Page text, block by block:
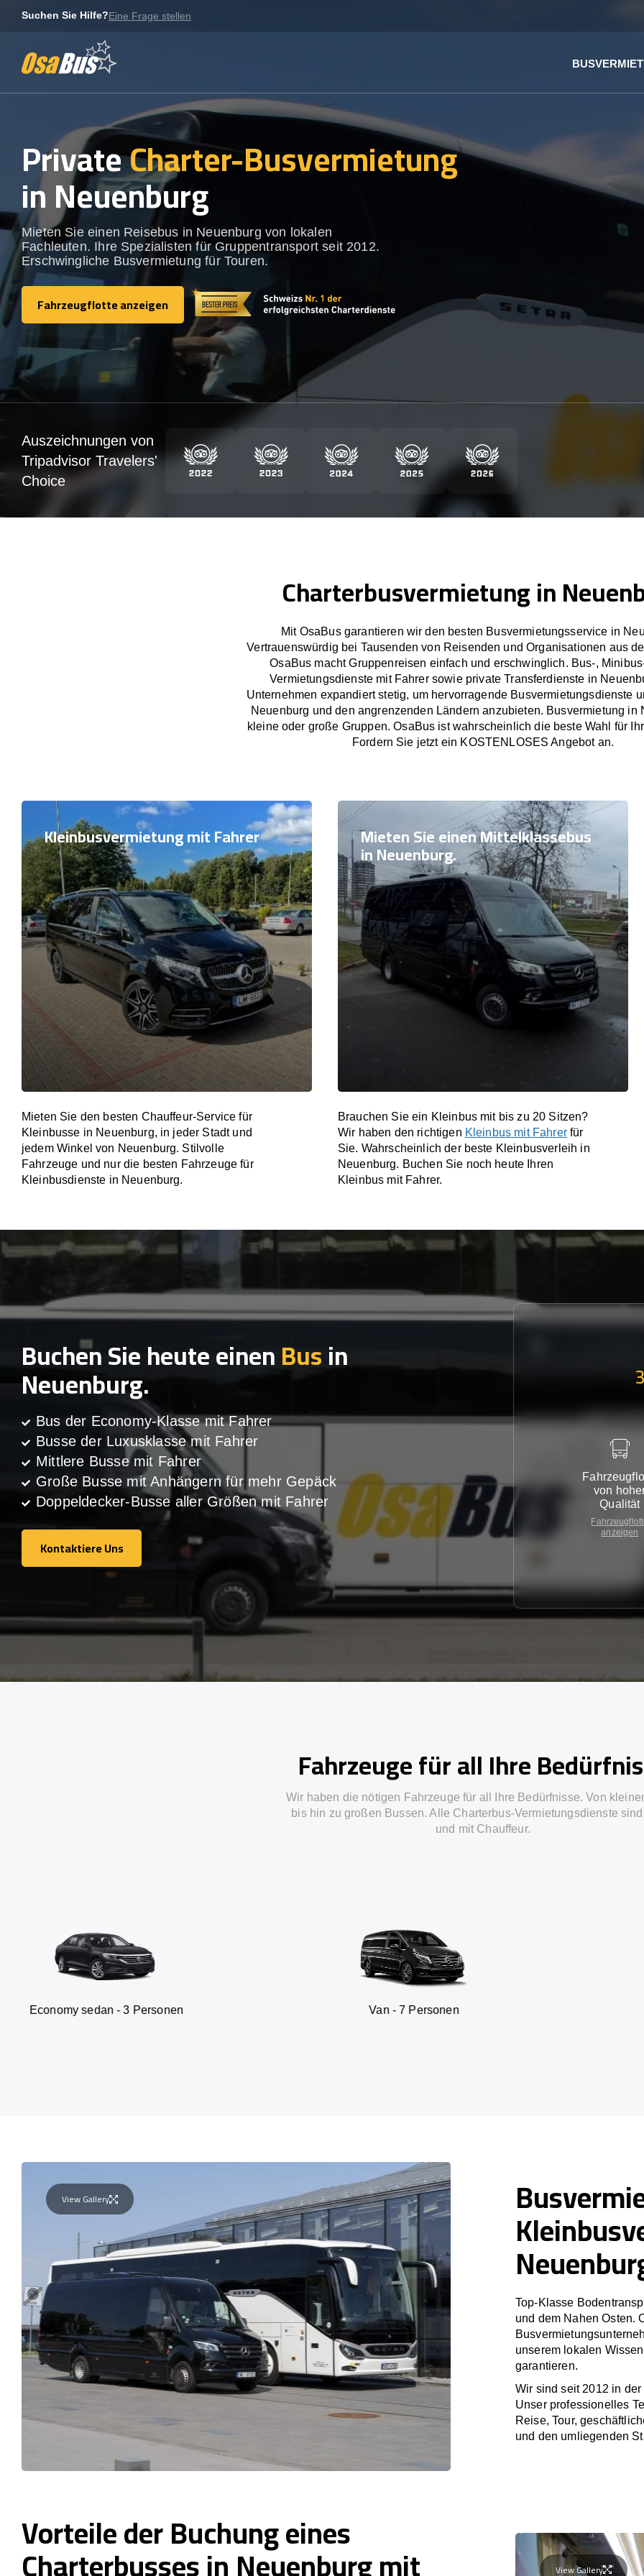
Suchen Sie Hilfe?Eine Frage stellen
PrivateCharter-Busvermietung
in Neuenburg
Mieten Sie einen Reisebus in Neuenburg von lokalen
Fachleuten. Ihre Spezialisten für Gruppentransport seit 2012.
Erschwingliche Busvermietung für Touren.
Fahrzeugflotte anzeigen
Fahrzeugflotte anzeigen
Auszeichnungen von
Tripadvisor Travelers'
Choice
Charterbusvermietung in
Mit OsaBus garantieren wir den besten Busvermietungsservice in
Vertrauenswürdig bei Tausenden von Reisenden und Organisationen aus
OsaBus macht Gruppenreisen einfach und erschwinglich. Bus-,
Vermietungsdienste mit Fahrer sowie private Transferdienste in
Unternehmen expandiert stetig, um hervorragende Busvermietungsdienste
Neuenburg und den angrenzenden Ländern anzubieten. Busvermietung in
kleine oder große Gruppen. OsaBus ist wahrscheinlich die beste Wahl für
Fordern Sie jetzt ein KOSTENLOSES Angebot an.
Kleinbusvermietung mit Fahrer
Mieten Sie den besten Chauffeur-Service für
Kleinbusse in Neuenburg, in jeder Stadt und
jedem Winkel von Neuenburg. Stilvolle
Fahrzeuge und nur die besten Fahrzeuge für
Kleinbusdienste in Neuenburg.
Mieten Sie einen Mittelklassebus
in Neuenburg.
Brauchen Sie ein Kleinbus mit bis zu 20 Sitzen?
Wir haben den richtigen Kleinbus mit Fahrerfür
Sie. Wahrscheinlich der beste Kleinbusverleih in
Neuenburg. Buchen Sie noch heute Ihren
Kleinbus mit Fahrer.
Buchen Sie heute einenBusin
Neuenburg.
Bus der Economy-Klasse mit Fahrer
Busse der Luxusklasse mit Fahrer
Mittlere Busse mit Fahrer
Große Busse mit Anhängern für mehr Gepäck
Doppeldecker-Busse aller Größen mit Fahrer
Kontaktiere Uns
Kontaktiere Uns
von
Qualität
anzeigen
Fahrzeuge für all Ihre
Wir haben die nötigen Fahrzeuge für all Ihre Bedürfnisse. Von
bis hin zu großen Bussen. Alle Charterbus-Vermietungsdienste
und mit Chauffeur.
sedan - 3 Personen Van - 7 Personen SUV
View Gallery
Top-Klasse
und dem Nahen Osten.
unserem lokalen
garantieren.
Wir sind seit 2012 in
Unser professionelles
Reise, Tour,
und den umliegenden
View Gallery
Vorteile der Buchung eines